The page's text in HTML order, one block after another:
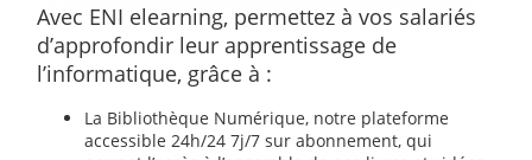
Avec ENI elearning, permettez à vos salariés
d’approfondir leur apprentissage de
l’informatique, grâce à :
La Bibliothèque Numérique, notre plateforme
accessible 24h/24 7j/7 sur abonnement, qui